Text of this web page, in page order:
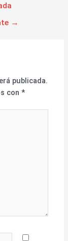
→
publicada.
con*